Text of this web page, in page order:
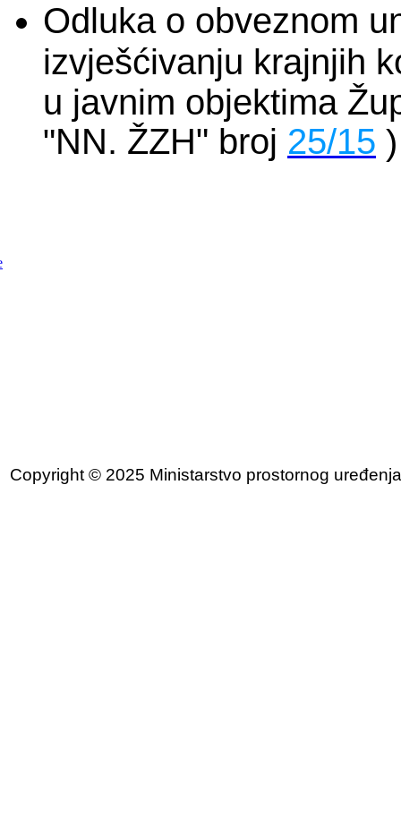
Odluka o obveznom
izvješćivanju krajnjih
u javnim objektima
"NN. ŽZH" broj 25/15 )
Copyright © 2025 Ministarstvo prostornog